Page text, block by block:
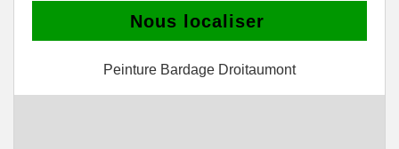
Nous localiser
Peinture Bardage Droitaumont